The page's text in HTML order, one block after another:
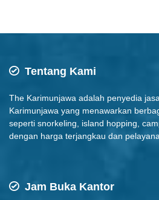
Tentang Kami
The Karimunjawa adalah penyedia
Karimunjawa yang menawarkan
seperti snorkeling, island hopping,
dengan harga terjangkau dan
Jam Buka Kantor